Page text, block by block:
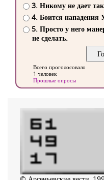
3. Никому не дает
4. Боится
5. Просто у него
не сделать.
Всего проголосовало
1 человек
Прошлые опросы